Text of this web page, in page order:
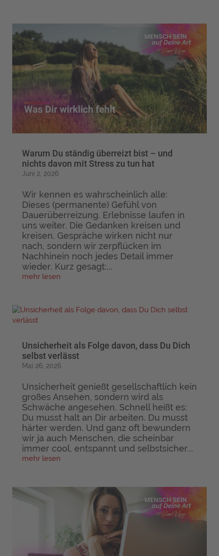
Warum Du ständig überreizt bist – und
nichts davon mit Stress zu tun hat
Juni 2, 2026
Wir kennen es wahrscheinlich alle:
Dieses (permanente) Gefühl von
Dauerüberreizung. Erlebnisse laufen in
uns weiter. Die Gedanken kreisen und
kreisen. Gespräche wirken nicht nur
nach, sondern wir zerpflücken im
Nachhinein noch jedes Detail immer
wieder. Kurz gesagt:...
mehr lesen
Unsicherheit als Folge davon, dass Du Dich
selbst verlässt
Mai 26, 2026
Unsicherheit genießt gesellschaftlich kein
großes Ansehen, sondern wird als
Schwäche angesehen. Schnell heißt es:
Du musst halt an Dir arbeiten. Du musst
härter werden. Und ganz oft bewundern
wir ja auch Menschen, die scheinbar
immer cool, entspannt und selbstsicher...
mehr lesen